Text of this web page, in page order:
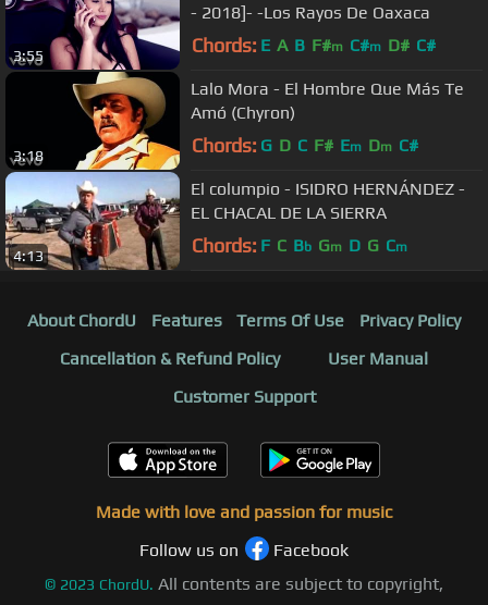
3:55
- 2018]- -Los Rayos De Oaxaca
Chords: E A B F#m C#m D# C#
3:18
Lalo Mora - El Hombre Que Más Te
Amó (Chyron)
Chords: G D C F# Em Dm C#
4:13
El columpio - ISIDRO HERNÁNDEZ -
EL CHACAL DE LA SIERRA
Chords: F C Bb Gm D G Cm
About ChordU Features Terms Of Use
Privacy Policy
Cancellation & Refund Policy
User Manual
Customer Support
Made with love and passion for music
Follow us on
Facebook
© 2023 ChordU. All contents are subject to copyright,